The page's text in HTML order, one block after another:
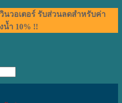
นวอเตอร์ รับส่วนลดสำหรับค่า
น้ำ 10% !!